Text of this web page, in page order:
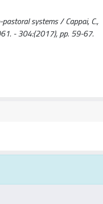
systems / Cappai, C.,
- 304:(2017), pp. 59-67.